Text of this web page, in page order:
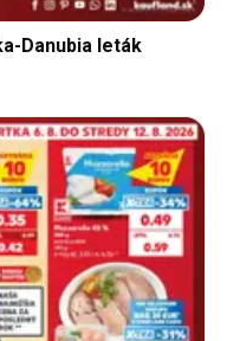
Danubia leták